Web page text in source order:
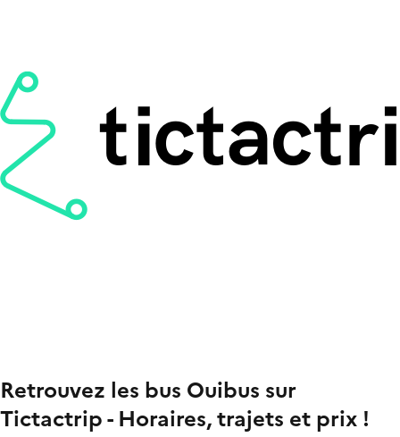
Retrouvez les bus Ouibus sur
Tictactrip - Horaires, trajets et prix !